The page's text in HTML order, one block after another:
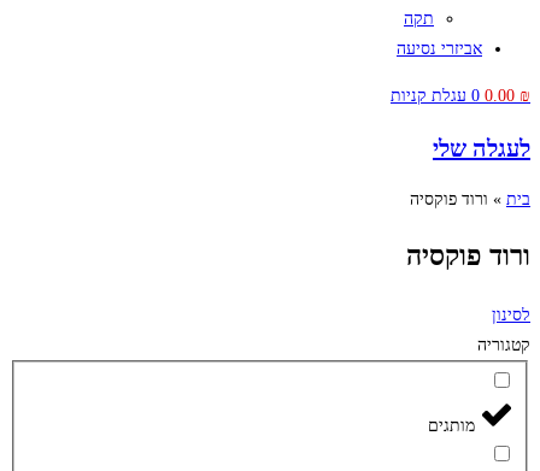
תקה
אביזרי נסיעה
0.00 ₪
0 עגלת קניות
לעגלה שלי
בית » ורוד פוקסיה
ורוד פוקסיה
לסינון
קטגוריה
מותגים